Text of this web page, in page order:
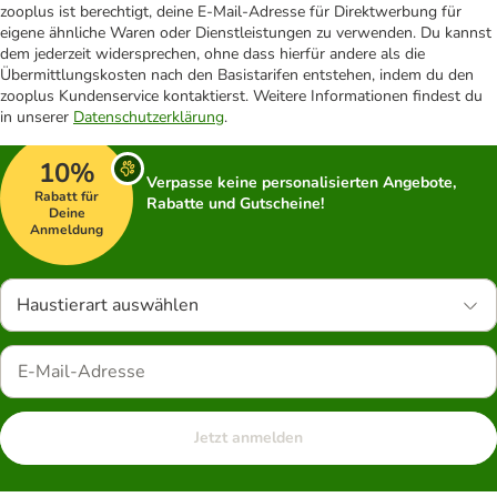
zooplus ist berechtigt, deine E-Mail-Adresse für Direktwerbung für
eigene ähnliche Waren oder Dienstleistungen zu verwenden. Du kannst
dem jederzeit widersprechen, ohne dass hierfür andere als die
Übermittlungskosten nach den Basistarifen entstehen, indem du den
zooplus Kundenservice kontaktierst. Weitere Informationen findest du
in unserer Datenschutzerklärung.
10%
Rabatt für
Deine
Anmeldung
Verpasse keine personalisierten Angebote,
Rabatte und Gutscheine!
Haustierart auswählen
Jetzt anmelden